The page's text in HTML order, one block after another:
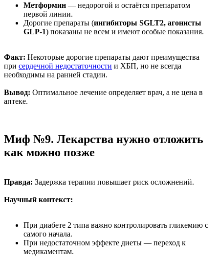
Метформин — недорогой и остаётся препаратом
первой линии.
Дорогие препараты (ингибиторы SGLT2, агонисты
GLP-1) показаны не всем и имеют особые показания.
Факт: Некоторые дорогие препараты дают преимущества
при сердечной недостаточности и ХБП, но не всегда
необходимы на ранней стадии.
Вывод: Оптимальное лечение определяет врач, а не цена в
аптеке.
Миф №9. Лекарства нужно отложить
как можно позже
Правда: Задержка терапии повышает риск осложнений.
Научный контекст:
При диабете 2 типа важно контролировать гликемию с
самого начала.
При недостаточном эффекте диеты — переход к
медикаментам.